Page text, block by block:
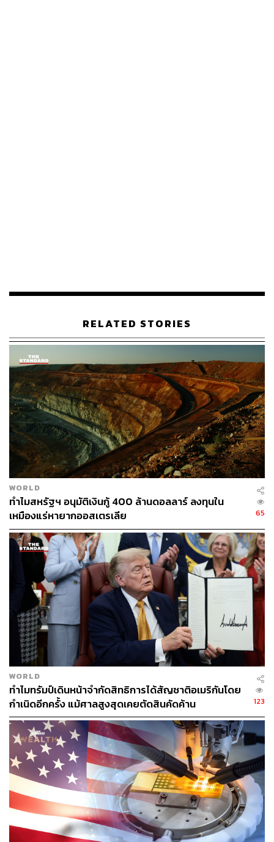
RELATED STORIES
WORLD
ทำไมสหรัฐฯ อนุมัติเงินกู้ 400 ล้านดอลลาร์ ลงทุนใน
เหมืองแร่หายากออสเตรเลีย
65
WORLD
ทำไมทรัมป์เดินหน้าจำกัดสิทธิการได้สัญชาติอเมริกันโดย
กำเนิดอีกครั้ง แม้ศาลสูงสุดเคยตัดสินคัดค้าน
123